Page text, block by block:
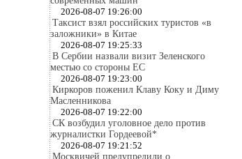
2026-08-07 19:26:00
Таксист взял российских туристов «в
заложники» в Китае
2026-08-07 19:25:33
В Сербии назвали визит Зеленского
местью со стороны ЕС
2026-08-07 19:23:00
Киркоров поженил Клаву Коку и Диму
Масленникова
2026-08-07 19:22:00
СК возбудил уголовное дело против
журналистки Гордеевой*
2026-08-07 19:21:52
Москвичей предупредили о